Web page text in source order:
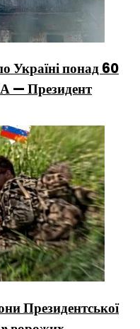
Україні понад 60
— Президент
Президентської